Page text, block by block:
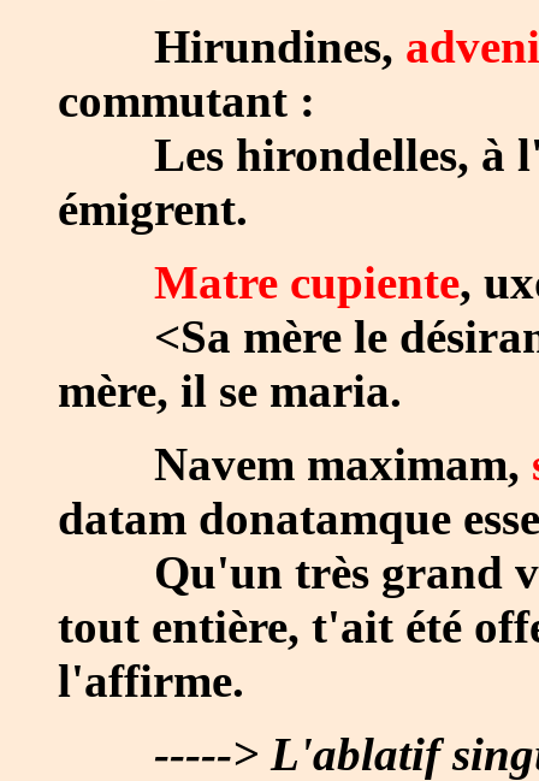
Hirundines,
commutant :
Les hirondelles, à
émigrent.
Matre cupiente,
<Sa mère le
mère, il se maria.
Navem maximam,
datam donatamque
Qu'un très grand
tout entière, t'ait été
l'affirme.
-----> L'ablatif